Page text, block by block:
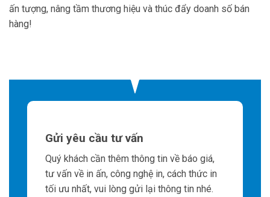
ấn tượng, nâng tầm thương hiệu và thúc đẩy doanh số bán
hàng!
Gửi yêu cầu tư vấn
Quý khách cần thêm thông tin về báo giá,
tư vấn về in ấn, công nghệ in, cách thức in
tối ưu nhất, vui lòng gửi lại thông tin nhé.